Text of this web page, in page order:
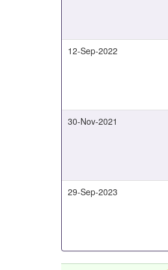
12-Sep-2022
30-Nov-2021
29-Sep-2023